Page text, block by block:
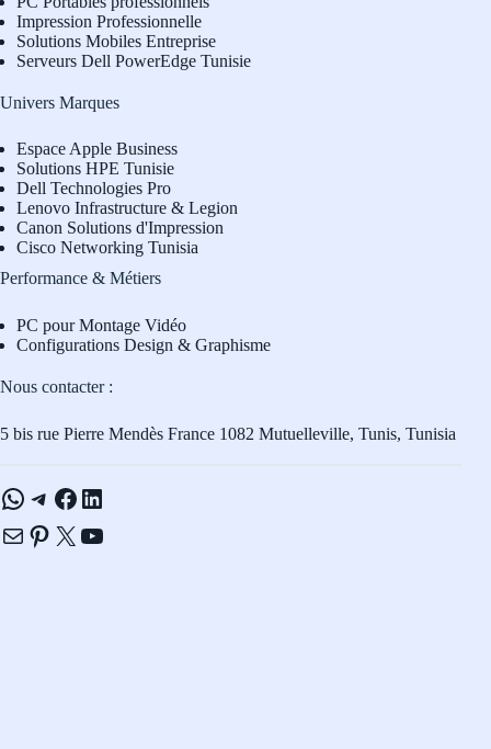
Impression Professionnelle
Solutions Mobiles Entreprise
Serveurs Dell PowerEdge Tunisie
Univers Marques
Espace Apple Business
Solutions HPE Tunisie
Dell Technologies Pro
Lenovo Infrastructure & Legion
Canon Solutions d'Impression
Cisco Networking Tunisia
Performance & Métiers
PC pour Montage Vidéo
Configurations Design & Graphisme
Nous contacter :
5 bis rue Pierre Mendès France 1082 Mutuelleville, Tunis, Tunisia
WhatsApp
Telegram
Facebook
LinkedIn
E-mailPinterest
X YouTube